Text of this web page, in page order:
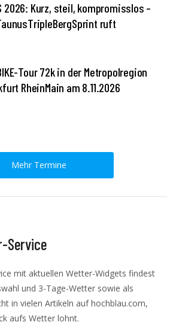
2026: Kurz, steil, kompromisslos –
ruft
Tour 72k in der Metropolregion
RheinMain am 8.11.2026
Mehr Termine
Service
mit aktuellen Wetter-Widgets findest
und 3-Tage-Wetter sowie als
in vielen Artikeln auf hochblau.com,
aufs Wetter lohnt.